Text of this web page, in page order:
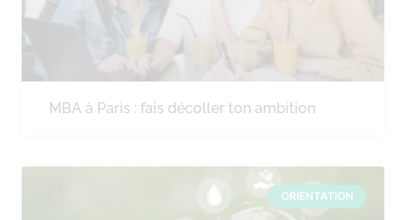
MBA à Paris : fais décoller ton ambition
ORIENTATION